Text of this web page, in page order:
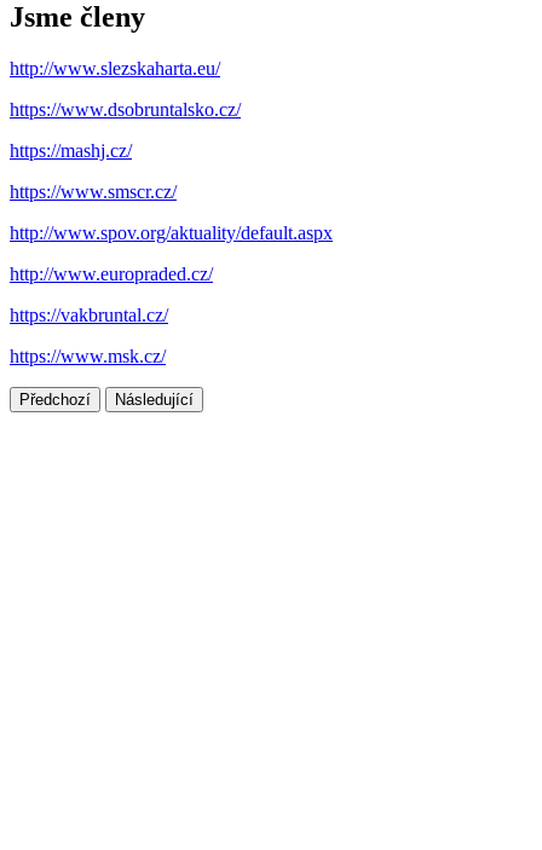
Jsme členy
http://www.slezskaharta.eu/
https://www.dsobruntalsko.cz/
https://mashj.cz/
https://www.smscr.cz/
http://www.spov.org/aktuality/default.aspx
http://www.europraded.cz/
https://vakbruntal.cz/
https://www.msk.cz/
Předchozí Následující